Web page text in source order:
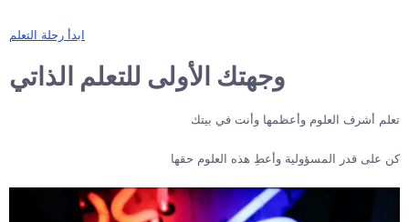
ابدأ رحلة التعلم
وجهتك الأولى للتعلم الذاتي
تعلم أشرف العلوم وأعظمها وأنت في بيتك
كن على قدر المسؤولية وأعطِ هذه العلوم حقها